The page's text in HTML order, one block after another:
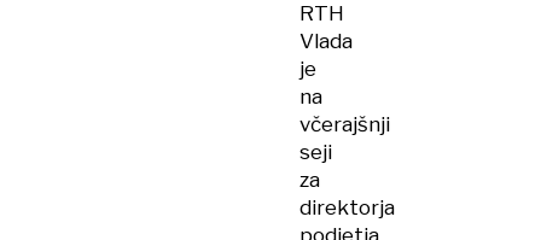
RTH
Vlada
je
na
včerajšnji
seji
za
direktorja